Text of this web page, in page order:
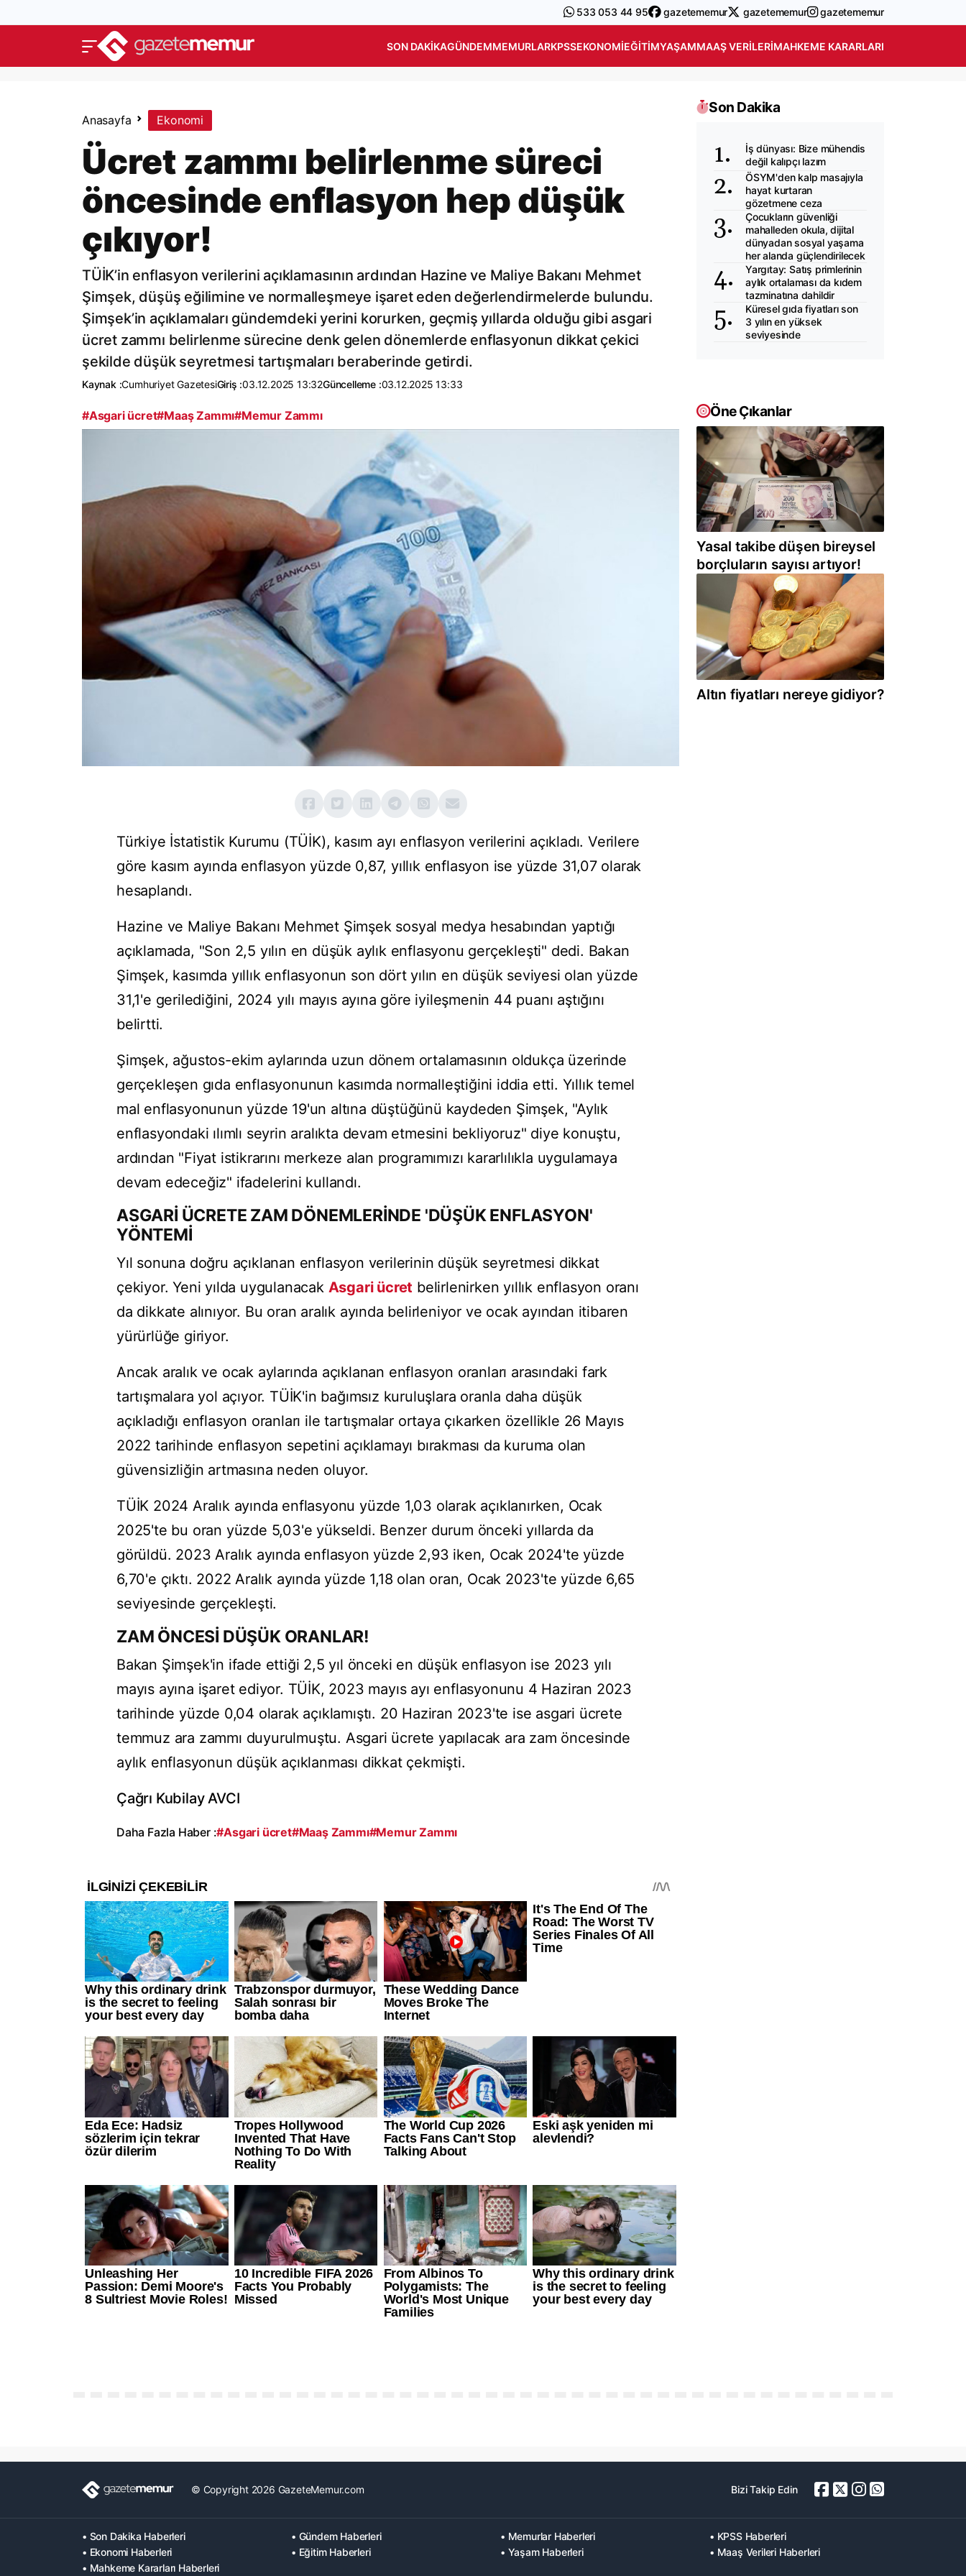
533 053 44 95 gazetememur gazetememur gazetememur
SON DAKIKAGÜNDEMMEMURLARKPSSEKONOMIEĞITIMYAŞAMMAAŞ VERILERIMAHKEME KARARLARI
Anasayfa Ekonomi
Ücret zammı belirlenme süreci
öncesinde enflasyon hep düşük
çıkıyor!
TÜİK’in enflasyon verilerini açıklamasının ardından Hazine ve Maliye Bakanı Mehmet
Şimşek, düşüş eğilimine ve normalleşmeye işaret eden değerlendirmelerde bulundu.
Şimşek’in açıklamaları gündemdeki yerini korurken, geçmiş yıllarda olduğu gibi asgari
ücret zammı belirlenme sürecine denk gelen dönemlerde enflasyonun dikkat çekici
şekilde düşük seyretmesi tartışmaları beraberinde getirdi.
Kaynak :Cumhuriyet GazetesiGiriş :03.12.2025 13:32Güncelleme :03.12.2025 13:33
#Asgari ücret#Maaş Zammı#Memur Zammı
Türkiye İstatistik Kurumu (TÜİK), kasım ayı enflasyon verilerini açıkladı. Verilere
göre kasım ayında enflasyon yüzde 0,87, yıllık enflasyon ise yüzde 31,07 olarak
hesaplandı.
Hazine ve Maliye Bakanı Mehmet Şimşek sosyal medya hesabından yaptığı
açıklamada, "Son 2,5 yılın en düşük aylık enflasyonu gerçekleşti" dedi. Bakan
Şimşek, kasımda yıllık enflasyonun son dört yılın en düşük seviyesi olan yüzde
31,1'e gerilediğini, 2024 yılı mayıs ayına göre iyileşmenin 44 puanı aştığını
belirtti.
Şimşek, ağustos-ekim aylarında uzun dönem ortalamasının oldukça üzerinde
gerçekleşen gıda enflasyonunun kasımda normalleştiğini iddia etti. Yıllık temel
mal enflasyonunun yüzde 19'un altına düştüğünü kaydeden Şimşek, "Aylık
enflasyondaki ılımlı seyrin aralıkta devam etmesini bekliyoruz" diye konuştu,
ardından "Fiyat istikrarını merkeze alan programımızı kararlılıkla uygulamaya
devam edeceğiz" ifadelerini kullandı.
ASGARİ ÜCRETE ZAM DÖNEMLERİNDE 'DÜŞÜK ENFLASYON'
YÖNTEMİ
Yıl sonuna doğru açıklanan enflasyon verilerinin düşük seyretmesi dikkat
çekiyor. Yeni yılda uygulanacak Asgari ücret belirlenirken yıllık enflasyon oranı
da dikkate alınıyor. Bu oran aralık ayında belirleniyor ve ocak ayından itibaren
yürürlüğe giriyor.
Ancak aralık ve ocak aylarında açıklanan enflasyon oranları arasındaki fark
tartışmalara yol açıyor. TÜİK'in bağımsız kuruluşlara oranla daha düşük
açıkladığı enflasyon oranları ile tartışmalar ortaya çıkarken özellikle 26 Mayıs
2022 tarihinde enflasyon sepetini açıklamayı bırakması da kuruma olan
güvensizliğin artmasına neden oluyor.
TÜİK 2024 Aralık ayında enflasyonu yüzde 1,03 olarak açıklanırken, Ocak
2025'te bu oran yüzde 5,03'e yükseldi. Benzer durum önceki yıllarda da
görüldü. 2023 Aralık ayında enflasyon yüzde 2,93 iken, Ocak 2024'te yüzde
6,70'e çıktı. 2022 Aralık ayında yüzde 1,18 olan oran, Ocak 2023'te yüzde 6,65
seviyesinde gerçekleşti.
ZAM ÖNCESİ DÜŞÜK ORANLAR!
Bakan Şimşek'in ifade ettiği 2,5 yıl önceki en düşük enflasyon ise 2023 yılı
mayıs ayına işaret ediyor. TÜİK, 2023 mayıs ayı enflasyonunu 4 Haziran 2023
tarihinde yüzde 0,04 olarak açıklamıştı. 20 Haziran 2023'te ise asgari ücrete
temmuz ara zammı duyurulmuştu. Asgari ücrete yapılacak ara zam öncesinde
aylık enflasyonun düşük açıklanması dikkat çekmişti.
Çağrı Kubilay AVCI
Daha Fazla Haber :#Asgari ücret#Maaş Zammı#Memur Zammı
Son Dakika
İş dünyası: Bize mühendis
değil kalıpçı lazım
ÖSYM'den kalp masajıyla
hayat kurtaran
gözetmene ceza
Çocukların güvenliği
mahalleden okula, dijital
dünyadan sosyal yaşama
her alanda güçlendirilecek
Yargıtay: Satış primlerinin
aylık ortalaması da kıdem
tazminatına dahildir
Küresel gıda fiyatları son
3 yılın en yüksek
seviyesinde
Öne Çıkanlar
Yasal takibe düşen bireysel
borçluların sayısı artıyor!
Altın fiyatları nereye gidiyor?
© Copyright 2026 GazeteMemur.com Bizi Takip Edin
• Son Dakika Haberleri • Gündem Haberleri • Memurlar Haberleri
• KPSS Haberleri
• Ekonomi Haberleri
• Eğitim Haberleri • Yaşam Haberleri
• Maaş Verileri Haberleri
• Mahkeme Kararları Haberleri